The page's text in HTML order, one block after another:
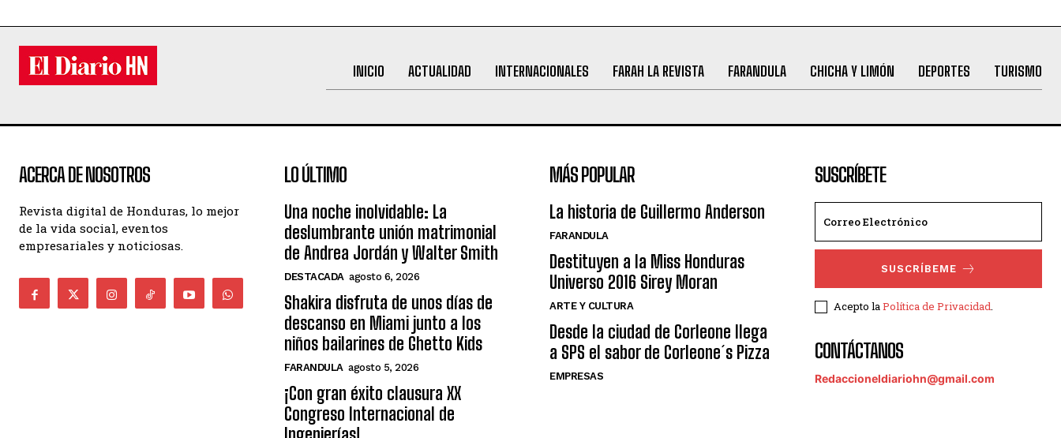
INICIO ACTUALIDAD INTERNACIONALES FARAH LA REVISTA FARANDULA CHICHA Y LIMÓN DEPORTES TURISMO
ACERCA DE NOSOTROS
Revista digital de Honduras, lo mejor
de la vida social, eventos
empresariales y noticiosas.
LO ÚLTIMO
Una noche inolvidable: La
deslumbrante unión matrimonial
de Andrea Jordán y Walter Smith
DESTACADA agosto 6, 2026
Shakira disfruta de unos días de
descanso en Miami junto a los
niños bailarines de Ghetto Kids
FARANDULA agosto 5, 2026
¡Con gran éxito clausura XX
Congreso Internacional de
MÁS POPULAR
La historia de Guillermo Anderson
FARANDULA
Destituyen a la Miss Honduras
Universo 2016 Sirey Moran
ARTE Y CULTURA
Desde la ciudad de Corleone llega
a SPS el sabor de Corleone´s Pizza
EMPRESAS
SUSCRÍBETE
SUSCRÍBEME
Acepto laPolítica de Privacidad.
CONTÁCTANOS
Redaccioneldiariohn@gmail.com